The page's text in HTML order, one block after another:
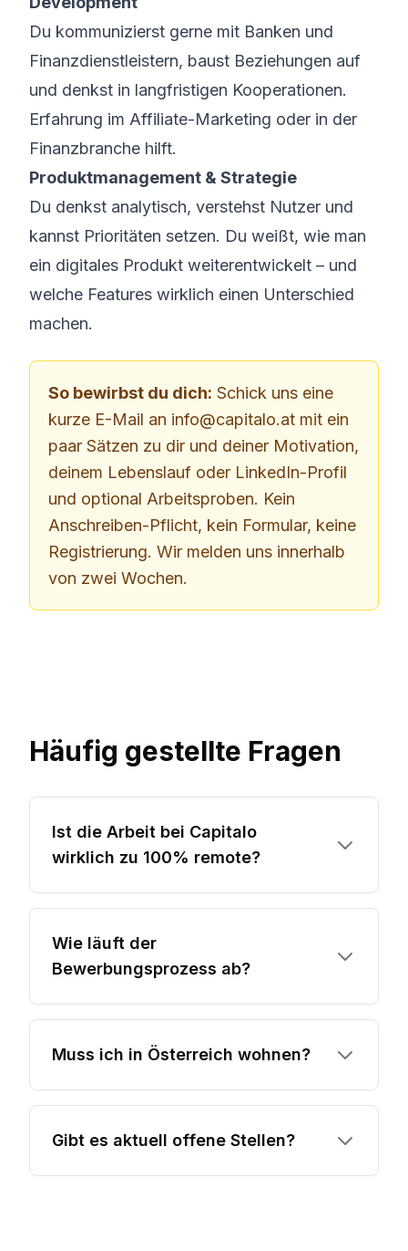
Du kommunizierst gerne mit Banken und
Finanzdienstleistern, baust Beziehungen auf
und denkst in langfristigen Kooperationen.
Erfahrung im Affiliate-Marketing oder in der
Finanzbranche hilft.
Produktmanagement & Strategie
Du denkst analytisch, verstehst Nutzer und
kannst Prioritäten setzen. Du weißt, wie man
ein digitales Produkt weiterentwickelt – und
welche Features wirklich einen Unterschied
machen.
So bewirbst du dich: Schick uns eine
kurze E-Mail an info@capitalo.at mit ein
paar Sätzen zu dir und deiner Motivation,
deinem Lebenslauf oder LinkedIn-Profil
und optional Arbeitsproben. Kein
Anschreiben-Pflicht, kein Formular, keine
Registrierung. Wir melden uns innerhalb
von zwei Wochen.
Häufig gestellte Fragen
Ist die Arbeit bei Capitalo
wirklich zu 100% remote?
Wie läuft der
Bewerbungsprozess ab?
Muss ich in Österreich wohnen?
Gibt es aktuell offene Stellen?